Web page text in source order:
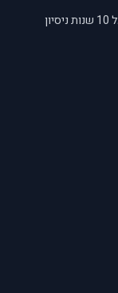
חברת פוליש וניקיון מקצועית באזור מרכז הארץ. מעל 10 שנות ניסיון